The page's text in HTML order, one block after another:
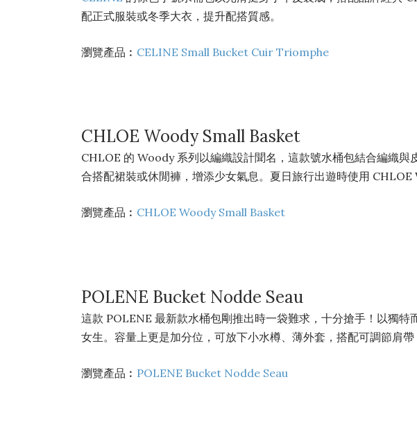
配正式服裝或冬季大衣，提升配搭質感。
瀏覽產品︰ CELINE Small Bucket Cuir Triomphe
CHLOE Woody Small Basket
CHLOE 的 Woody 系列以編織設計聞名，這款號水桶包結合編織與
合搭配裙裝或休閒褲，增添少女氣息。夏日旅行出遊時使用
瀏覽產品︰ CHLOE Woody Small Basket
POLENE Bucket Nodde Seau
這款 POLENE 最新款水桶包剛推出時一袋難求，十分搶手！以獨
女生。容量上更是加分位，可放下小水樽、薄外套，搭配可調節肩帶
瀏覽產品︰ POLENE Bucket Nodde Seau